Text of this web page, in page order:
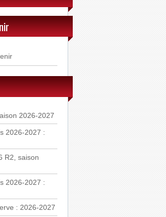
2026-2027
2026-2027 :
R2, saison
2026-2027 :
: 2026-2027